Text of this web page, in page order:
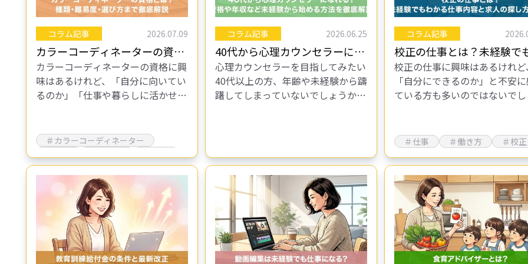
コラム記事 2026.07.09
カラーコーディネーターの資格
とは？種類・難易度・選び方ま
で徹底解説
カラーコーディネーターの資格に興
味はあるけれど、「自分に向いてい
るのか」「仕事や暮らしに活かせる
ますが、資格の学習を通じて基礎か
ら体系的…
＃カラーコーディネーター
コラム記事 2026.06.25
40代から心理カウンセラーにな
れる？資格や年収など未経験か
ら始める方法を徹底解説
心理カウンセラーを目指してみたい
40代以上の方、年齢や未経験から躊
躇してしまっていないでしょうか。
コラム記事
校正の仕事とは？未経験で
かる仕事内容と求人の探し
解説
校正の仕事に興味はあるけれ
「自分にできるのか」と不安
ている方も多いのではないで
もしれません。 しかし実際に
校正は特別…
＃仕事 ＃働き方 ＃校正